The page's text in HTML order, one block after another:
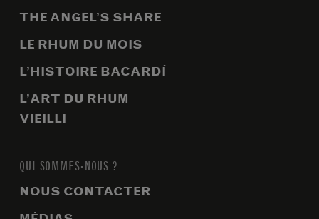
THE ANGEL’S SHARE
LE RHUM DU MOIS
L’HISTOIRE BACARDÍ
L’ART DU RHUM
VIEILLI
QUI SOMMES-NOUS ?
NOUS CONTACTER